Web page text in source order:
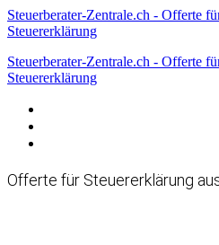
Steuerberater-Zentrale.ch - Offerte
Steuererklärung
Steuerberater-Zentrale.ch - Offerte
Steuererklärung
Offerte für Steuererklärung